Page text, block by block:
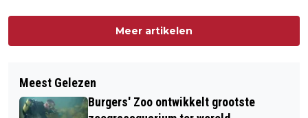
Meer artikelen
Meest Gelezen
Burgers' Zoo ontwikkelt grootste